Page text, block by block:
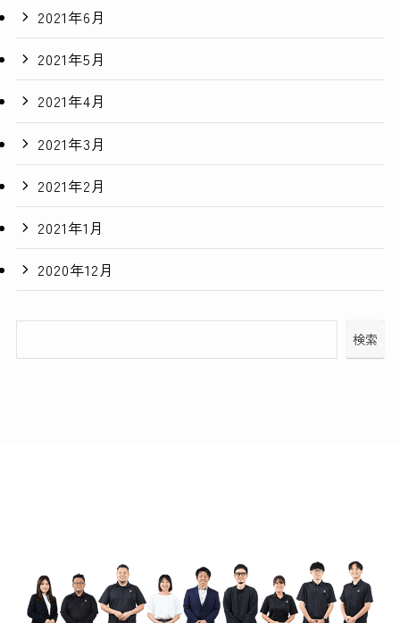
2021年6月
2021年5月
2021年4月
2021年3月
2021年2月
2021年1月
2020年12月
検索